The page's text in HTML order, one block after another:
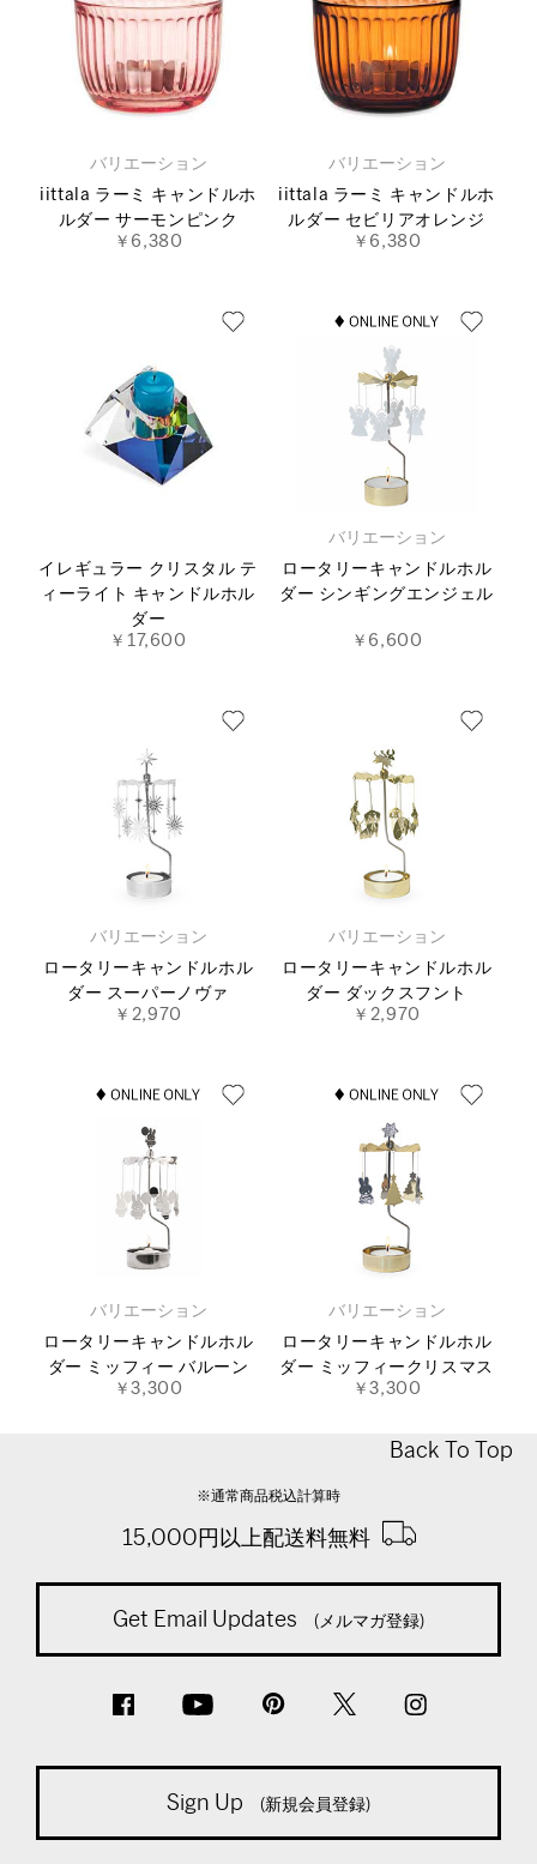
バリエーション
iittala ラーミ キャンドルホ
ルダー サーモンピンク
￥6,380
バリエーション
iittala ラーミ キャンドルホ
ルダー セビリアオレンジ
￥6,380
イレギュラー クリスタル テ
ィーライト キャンドルホル
ダー
￥17,600
バリエーション
ロータリーキャンドルホル
ダー シンギングエンジェル
￥6,600
バリエーション
ロータリーキャンドルホル
ダー スーパーノヴァ
￥2,970
バリエーション
ロータリーキャンドルホル
ダー ダックスフント
￥2,970
バリエーション
ロータリーキャンドルホル
ダー ミッフィー バルーン
￥3,300
バリエーション
ロータリーキャンドルホル
ダー ミッフィークリスマス
￥3,300
Back To Top
※通常商品税込計算時
15,000円以上配送料無料
Get Email Updates (メルマガ登録)
Sign Up (新規会員登録)